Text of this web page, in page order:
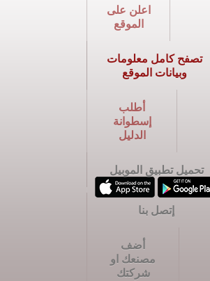
اعلن على
الموقع
تصفح كامل معلومات
وبيانات الموقع
أطلب
إسطوانة
الدليل
تحميل تطبيق الموبيل
إتصل بنا
أضف
مصنعك او
شركتك